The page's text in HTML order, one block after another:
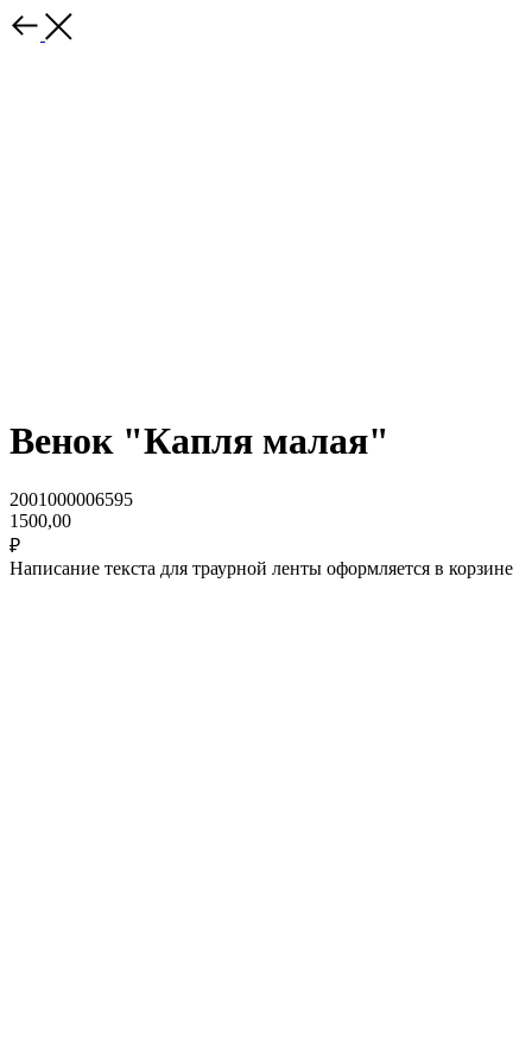
Венок "Капля малая"
2001000006595
1500,00
₽
Написание текста для траурной ленты оформляется в корзине